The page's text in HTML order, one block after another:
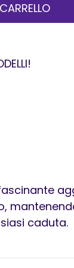
caduta.